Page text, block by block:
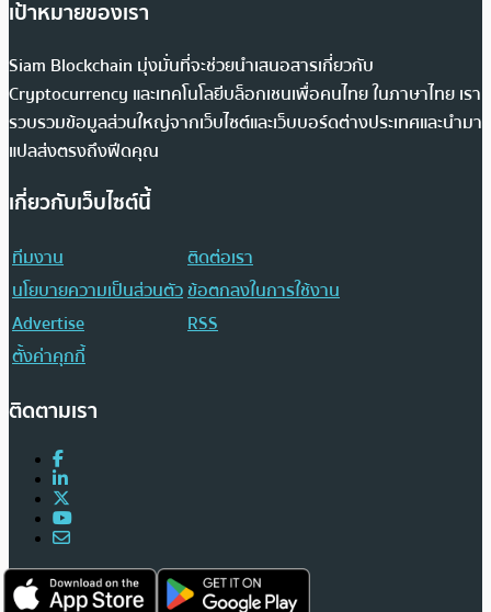
เป้าหมายของเรา
Siam Blockchain มุ่งมั่นที่จะช่วยนำเสนอสารเกี่ยวกับ
Cryptocurrency และเทคโนโลยีบล็อกเชนเพื่อคนไทย ในภาษาไทย เรา
รวบรวมข้อมูลส่วนใหญ่จากเว็บไซต์และเว็บบอร์ดต่างประเทศและนำมา
แปลส่งตรงถึงฟีดคุณ
เกี่ยวกับเว็บไซต์นี้
ทีมงาน
ติดต่อเรา
นโยบายความเป็นส่วนตัวข้อตกลงในการใช้งาน
Advertise
RSS
ตั้งค่าคุกกี้
ติดตามเรา